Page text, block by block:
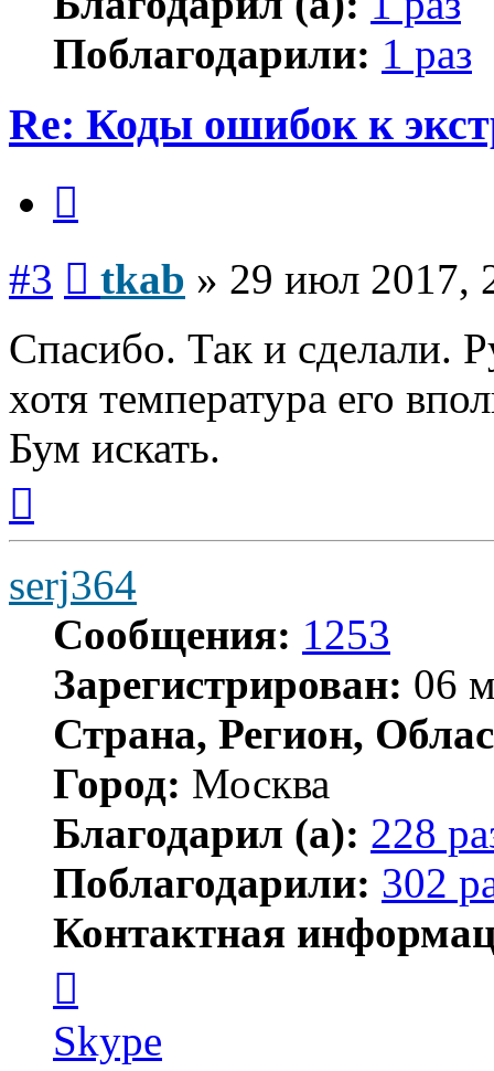
Поблагодарили: 1 раз
Re: Коды ошибок к
#3 tkab » 29 июл 2017,
Спасибо. Так и сделали.
хотя температура его
Бум искать.
началу
serj364
Сообщения: 1253
Зарегистрирован: 06
Страна, Регион,
Город: Москва
Благодарил (а): 228
Поблагодарили: 302
Контактная
пользователя
serj364
Skype